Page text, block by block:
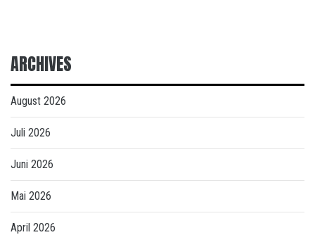
ARCHIVES
August 2026
Juli 2026
Juni 2026
Mai 2026
April 2026